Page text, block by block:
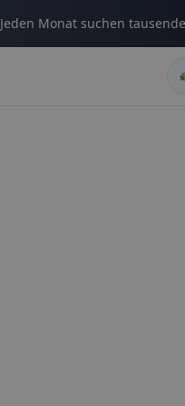
Jeden Monat suchen